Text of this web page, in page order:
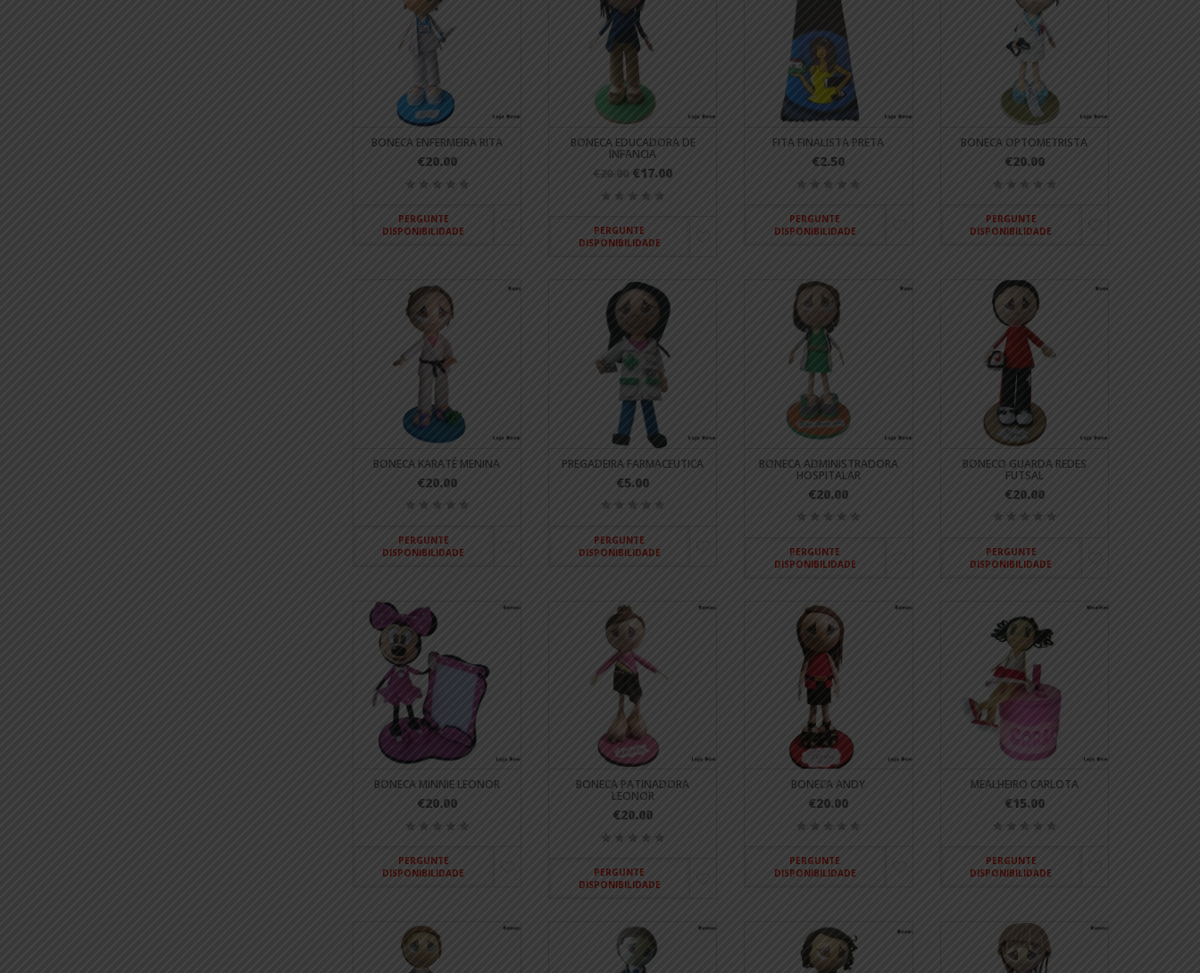
BONECA ENFERMEIRA RITA
€20.00
PERGUNTE
DISPONIBILIDADE
BONECA EDUCADORA DE
INFANCIA
€20.00 €17.00
PERGUNTE
DISPONIBILIDADE
FITA FINALISTA PRETA
€2.50
PERGUNTE
DISPONIBILIDADE
BONECA OPTOMETRISTA
€20.00
PERGUNTE
DISPONIBILIDADE
BONECA KARATÉ MENINA
€20.00
PERGUNTE
DISPONIBILIDADE
PREGADEIRA FARMACEUTICA
€5.00
PERGUNTE
DISPONIBILIDADE
BONECA ADMINISTRADORA
HOSPITALAR
€20.00
PERGUNTE
DISPONIBILIDADE
BONECO GUARDA REDES
FUTSAL
€20.00
PERGUNTE
DISPONIBILIDADE
BONECA MINNIE LEONOR
€20.00
PERGUNTE
DISPONIBILIDADE
BONECA PATINADORA
LEONOR
€20.00
PERGUNTE
DISPONIBILIDADE
BONECA ANDY
€20.00
PERGUNTE
DISPONIBILIDADE
MEALHEIRO CARLOTA
€15.00
PERGUNTE
DISPONIBILIDADE